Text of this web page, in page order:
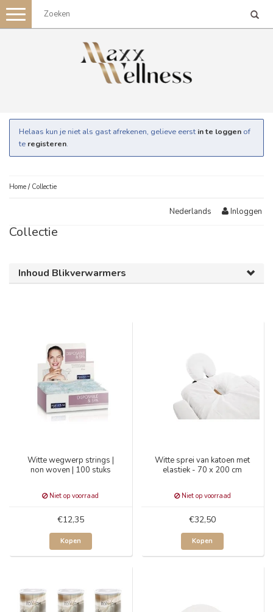
Toggle
navigation
Helaas kun je niet als gast afrekenen, gelieve eerst in te loggen of
te registeren.
Home / Collectie
Nederlands Inloggen
Collectie
Inhoud Blikverwarmers
Witte wegwerp strings |
non woven | 100 stuks
Niet op voorraad
€12,35
Kopen
Witte sprei van katoen met
elastiek - 70 x 200 cm
Niet op voorraad
€32,50
Kopen